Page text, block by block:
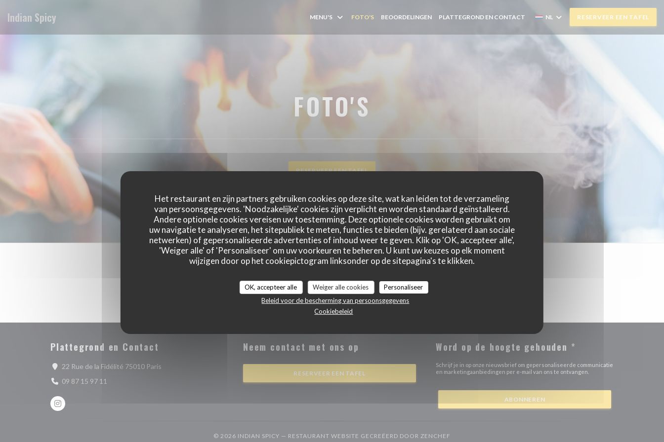
Het restaurant en zijn partners gebruiken cookies op deze site, wat kan leiden tot de verzameling
van persoonsgegevens. 'Noodzakelijke' cookies zijn verplicht en worden standaard geïnstalleerd.
Andere optionele cookies vereisen uw toestemming. Deze optionele cookies worden gebruikt om
uw navigatie te analyseren, het sitepubliek te meten, functies te bieden (bijv. gerelateerd aan sociale
netwerken) of gepersonaliseerde advertenties of inhoud weer te geven. Klik op 'OK, accepteer alle',
'Weiger alle' of 'Personaliseer' om uw voorkeuren te beheren. U kunt uw keuzes op elk moment
wijzigen door op het cookiepictogram linksonder op de sitepagina's te klikken.
OK, accepteer alle Weiger alle cookies
Personaliseer
Beleid voor de bescherming van persoonsgegevens
Cookiebeleid
Indian Spicy MENU'S FOTO'S BEOORDELINGEN PLATTEGROND EN CONTACT NL RESERVEER EEN TAFEL
FOTO'S
RESERVEER EEN TAFEL
Plattegrond en Contact
22 Rue de la Fidélité 75010 Paris ((opent in een nieuw venster))
09 87 15 97 11
Instagram ((opent in een nieuw venster))
Neem contact met ons op
RESERVEER EEN TAFEL
Word op de hoogte gehouden *
Schrijf je in op onze nieuwsbrief om gepersonaliseerde communicatie
en marketingaanbiedingen per e-mail van ons te ontvangen.
ABONNEREN
© 2026 INDIAN SPICY — RESTAURANT WEBSITE GECREËERD DOOR ZENCHEF